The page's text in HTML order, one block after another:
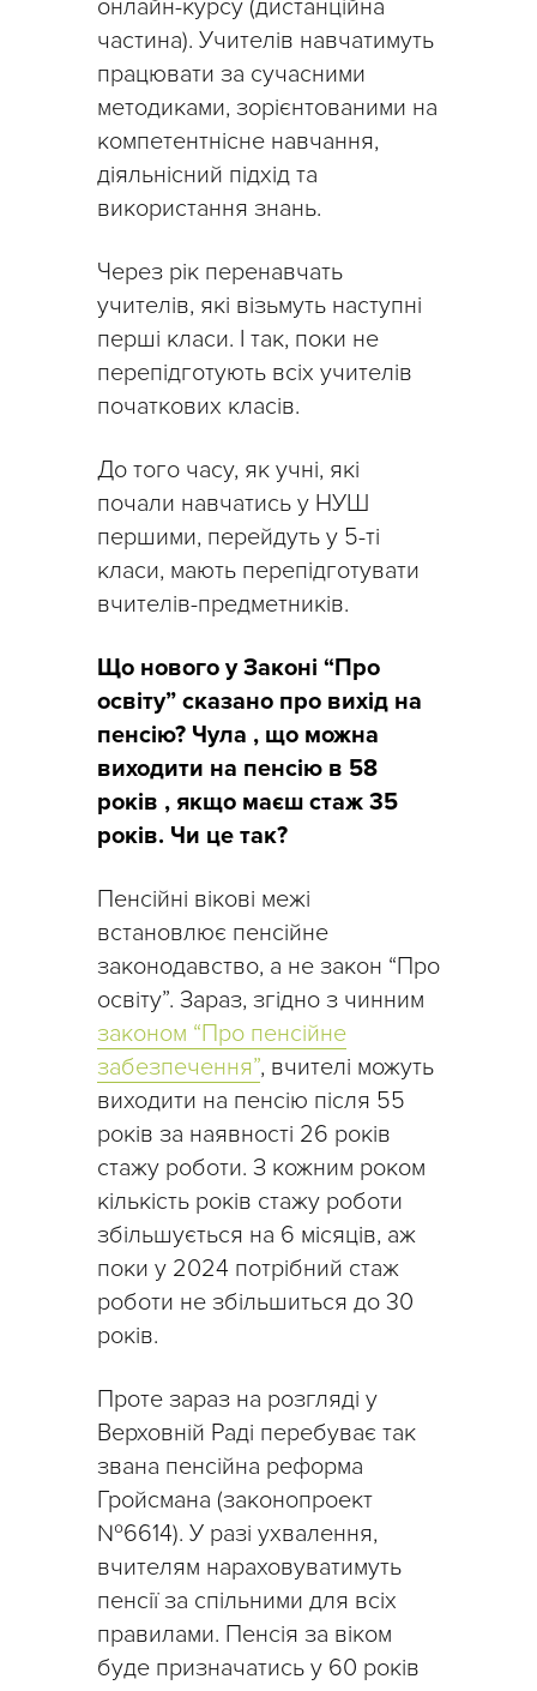
онлайн-курсу (дистанційна
частина). Учителів навчатимуть
працювати за сучасними
методиками, зорієнтованими на
компетентнісне навчання,
діяльнісний підхід та
використання знань.
Через рік перенавчать
учителів, які візьмуть наступні
перші класи. І так, поки не
перепідготують всіх учителів
початкових класів.
До того часу, як учні, які
почали навчатись у НУШ
першими, перейдуть у 5-ті
класи, мають перепідготувати
вчителів-предметників.
Що нового у Законі “Про
освіту” сказано про вихід на
пенсію? Чула , що можна
виходити на пенсію в 58
років , якщо маєш стаж 35
років. Чи це так?
Пенсійні вікові межі
встановлює пенсійне
законодавство, а не закон “Про
освіту”. Зараз, згідно з чинним
законом “Про пенсійне
забезпечення”, вчителі можуть
виходити на пенсію після 55
років за наявності 26 років
стажу роботи. З кожним роком
кількість років стажу роботи
збільшується на 6 місяців, аж
поки у 2024 потрібний стаж
роботи не збільшиться до 30
років.
Проте зараз на розгляді у
Верховній Раді перебуває так
звана пенсійна реформа
Гройсмана (законопроект
№6614). У разі ухвалення,
вчителям нараховуватимуть
пенсії за спільними для всіх
правилами. Пенсія за віком
буде призначатись у 60 років